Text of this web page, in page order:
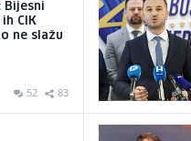
CIK
ne slažu
52 83